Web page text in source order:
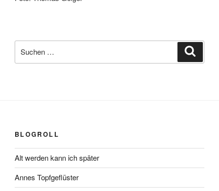
nach:
BLOGROLL
Alt werden kann ich später
Annes Topfgeflüster